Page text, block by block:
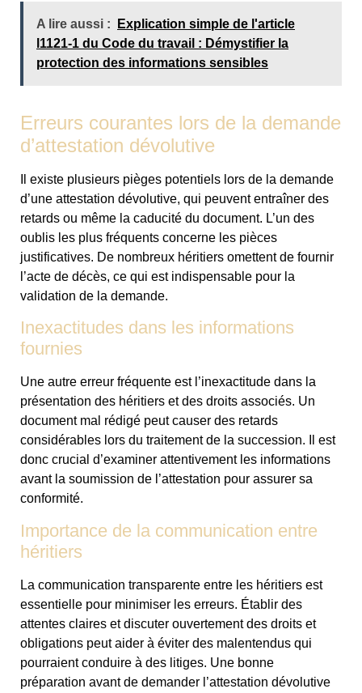
A lire aussi :
Explication simple de l'article
l1121-1 du Code du travail : Démystifier la
protection des informations sensibles
Erreurs courantes lors de la demande
d’attestation dévolutive
Il existe plusieurs pièges potentiels lors de la demande
d’une attestation dévolutive, qui peuvent entraîner des
retards ou même la caducité du document. L’un des
oublis les plus fréquents concerne les pièces
justificatives. De nombreux héritiers omettent de fournir
l’acte de décès, ce qui est indispensable pour la
validation de la demande.
Inexactitudes dans les informations
fournies
Une autre erreur fréquente est l’inexactitude dans la
présentation des héritiers et des droits associés. Un
document mal rédigé peut causer des retards
considérables lors du traitement de la succession. Il est
donc crucial d’examiner attentivement les informations
avant la soumission de l’attestation pour assurer sa
conformité.
Importance de la communication entre
héritiers
La communication transparente entre les héritiers est
essentielle pour minimiser les erreurs. Établir des
attentes claires et discuter ouvertement des droits et
obligations peut aider à éviter des malentendus qui
pourraient conduire à des litiges. Une bonne
préparation avant de demander l’attestation dévolutive